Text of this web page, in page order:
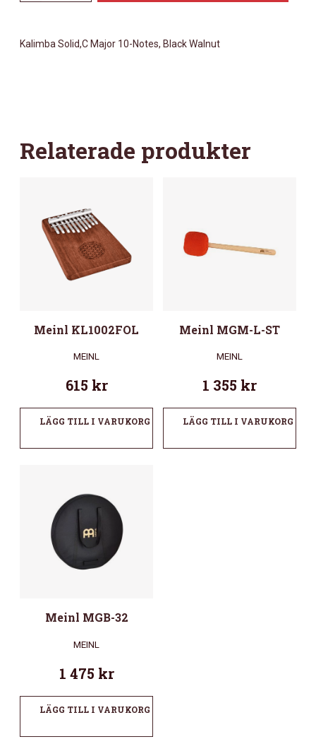
Kalimba Solid,C Major 10-Notes, Black Walnut
Relaterade produkter
Meinl KL1002FOL
MEINL
615 kr
LÄGG TILL I VARUKORG
Meinl MGM-L-ST
MEINL
1 355 kr
LÄGG TILL I VARUKORG
Meinl MGB-32
MEINL
1 475 kr
LÄGG TILL I VARUKORG